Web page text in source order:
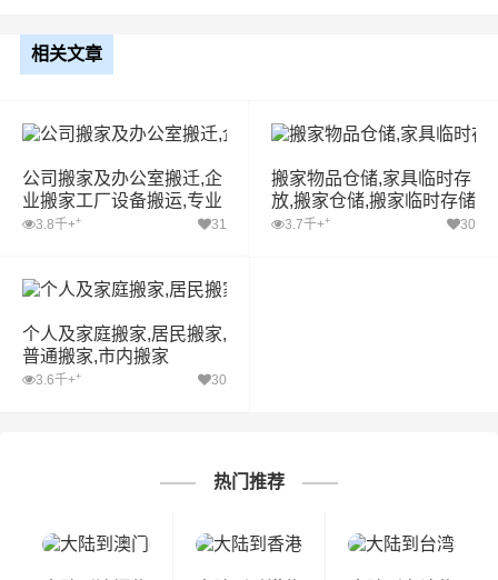
相关文章
公司搬家及办公室搬迁,企
业搬家工厂设备搬运,专业
厂房搬迁
3.8千++ 31
搬家物品仓储,家具临时存
放,搬家仓储,搬家临时存储
3.7千++ 30
个人及家庭搬家,居民搬家,
普通搬家,市内搬家
3.6千++ 30
热门推荐